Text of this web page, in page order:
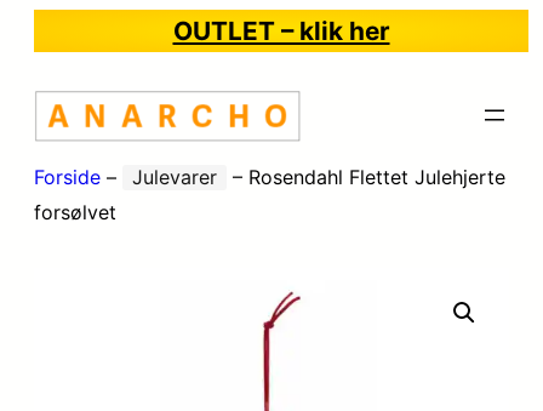
OUTLET – klik her
Forside – Julevarer – Rosendahl Flettet Julehjerte
forsølvet